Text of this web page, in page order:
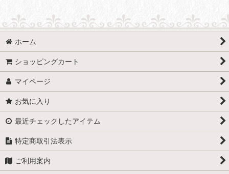
ホーム
ショッピングカート
マイページ
お気に入り
最近チェックしたアイテム
特定商取引法表示
ご利用案内